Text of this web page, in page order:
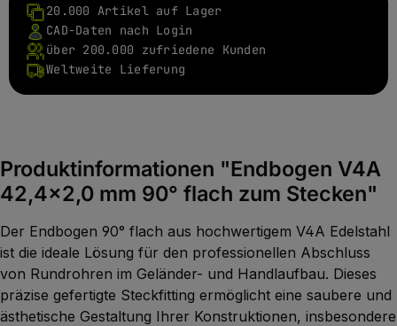
20.000 Artikel auf Lager
CAD-Daten nach Login
über 200.000 zufriedene Kunden
Weltweite Lieferung
Produktinformationen "Endbogen V4A
42,4x2,0 mm 90° flach zum Stecken"
Der Endbogen 90° flach aus hochwertigem V4A Edelstahl
ist die ideale Lösung für den professionellen Abschluss
von Rundrohren im Geländer- und Handlaufbau. Dieses
präzise gefertigte Steckfitting ermöglicht eine saubere und
ästhetische Gestaltung Ihrer Konstruktionen, insbesondere